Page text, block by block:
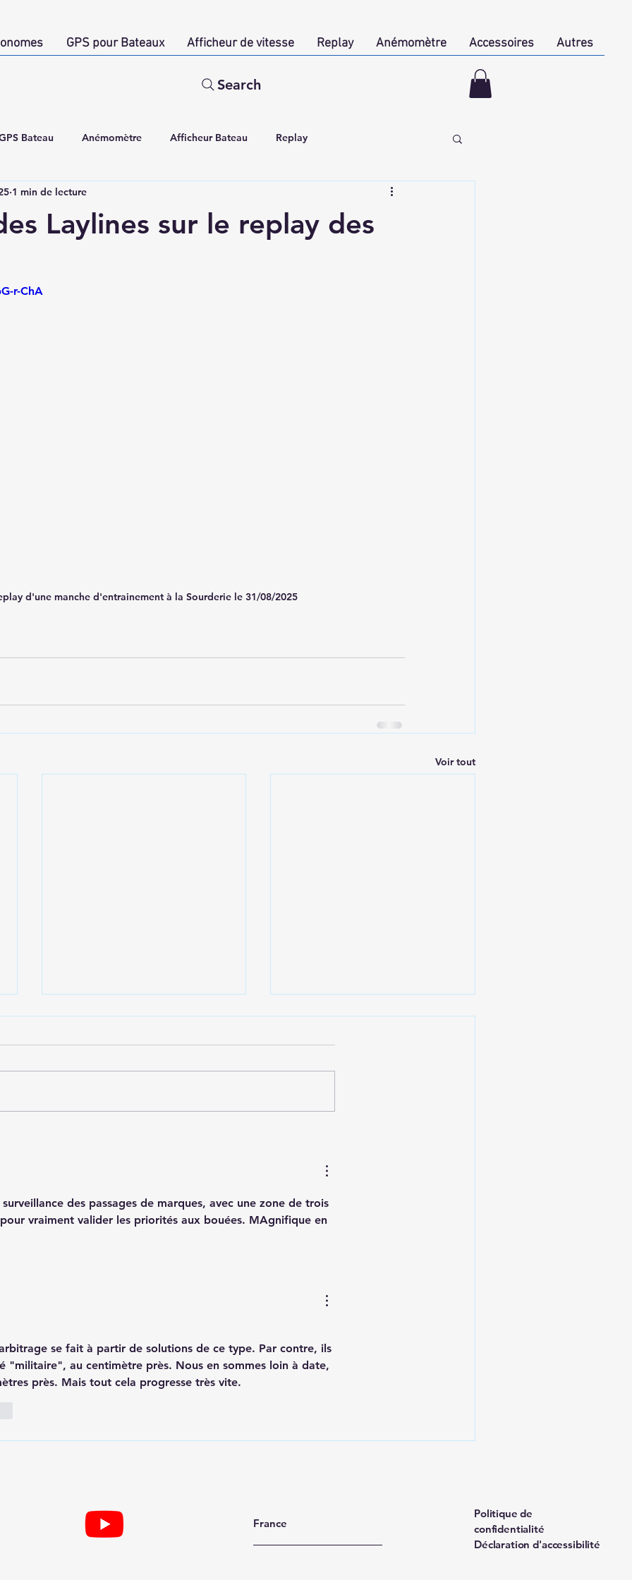
GPS pour Bateaux Afficheur de vitesse Replay Anémomètre Accessoires Autres
Search
Bateau Anémomètre Afficheur Bateau Replay
Bouées Autonomes - Construction
Laylines sur le replay des
1 min de lecture
r-ChA
d'une manche d'entrainement à la Sourderie le 31/08/2025
Voir tout
des passages de marques, avec une zone de trois
vraiment valider les priorités aux bouées. MAgnifique en
se fait à partir de solutions de ce type. Par contre, ils
"militaire", au centimètre près. Nous en sommes loin à date,
près. Mais tout cela progresse très vite.
France
Politique de
confidentialité
Déclaration d'accessibilité